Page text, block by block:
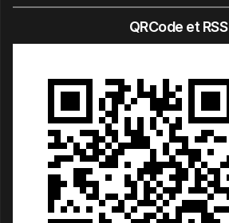
QRCode et RSS